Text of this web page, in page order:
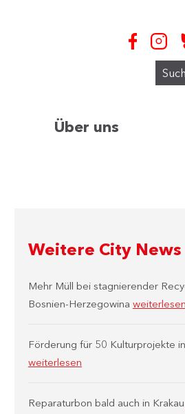
Suche
Über uns
Weitere City News
Mehr Müll bei stagnierender
Bosnien-Herzegowina weiterlesen
Förderung für 50 Kulturprojekte
weiterlesen
Reparaturbon bald auch in Krakau